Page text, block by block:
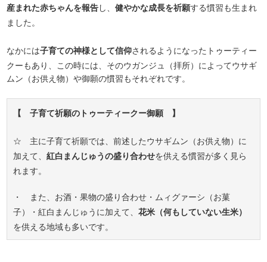
産まれた赤ちゃんを報告し、健やかな成長を祈願する慣習も生まれ
ました。
なかには子育ての神様として信仰されるようになったトゥーティー
クーもあり、この時には、そのウガンジュ（拝所）によってウサギ
ムン（お供え物）や御願の慣習もそれぞれです。
【 子育て祈願のトゥーティークー御願 】
☆ 主に子育て祈願では、前述したウサギムン（お供え物）に
加えて、紅白まんじゅうの盛り合わせを供える慣習が多く見ら
れます。
・ また、お酒・果物の盛り合わせ・ムィグァーシ（お菓
子）・紅白まんじゅうに加えて、花米（何もしていない生米）
を供える地域も多いです。